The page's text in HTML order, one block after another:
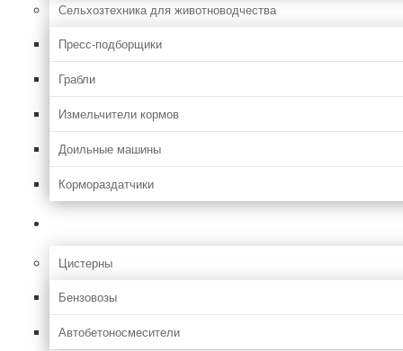
Сельхозтехника для животноводчества
Пресс-подборщики
Грабли
Измельчители кормов
Доильные машины
Кормораздатчики
Цистерны
Бензовозы
Автобетоносмесители